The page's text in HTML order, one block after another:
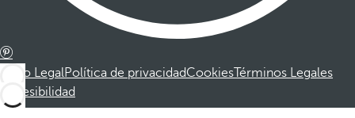
Aviso LegalPolítica de privacidadCookiesTérminos Legales
Accesibilidad